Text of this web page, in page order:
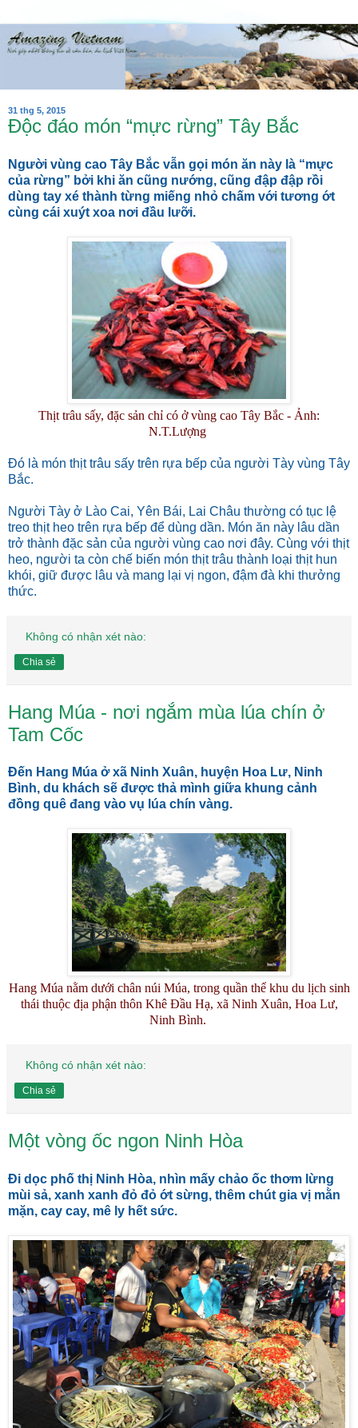
31 thg 5, 2015
Độc đáo món “mực rừng” Tây Bắc
Người vùng cao Tây Bắc vẫn gọi món ăn này là “mực
của rừng” bởi khi ăn cũng nướng, cũng đập đập rồi
dùng tay xé thành từng miếng nhỏ chấm với tương ớt
cùng cái xuýt xoa nơi đầu lưỡi.
Thịt trâu sấy, đặc sản chỉ có ở vùng cao Tây Bắc - Ảnh:
N.T.Lượng
Đó là món thịt trâu sấy trên rựa bếp của người Tày vùng Tây
Bắc.
Người Tày ở Lào Cai, Yên Bái, Lai Châu thường có tục lệ
treo thịt heo trên rựa bếp để dùng dần. Món ăn này lâu dần
trở thành đặc sản của người vùng cao nơi đây. Cùng với thịt
heo, người ta còn chế biến món thịt trâu thành loại thịt hun
khói, giữ được lâu và mang lại vị ngon, đậm đà khi thưởng
thức.
Không có nhận xét nào:
Chia sẻ
Hang Múa - nơi ngắm mùa lúa chín ở
Tam Cốc
Đến Hang Múa ở xã Ninh Xuân, huyện Hoa Lư, Ninh
Bình, du khách sẽ được thả mình giữa khung cảnh
đồng quê đang vào vụ lúa chín vàng.
Hang Múa nằm dưới chân núi Múa, trong quần thể khu du lịch sinh
thái thuộc địa phận thôn Khê Đầu Hạ, xã Ninh Xuân, Hoa Lư,
Ninh Bình.
Không có nhận xét nào:
Chia sẻ
Một vòng ốc ngon Ninh Hòa
Đi dọc phố thị Ninh Hòa, nhìn mấy chảo ốc thơm lừng
mùi sả, xanh xanh đỏ đỏ ớt sừng, thêm chút gia vị mằn
mặn, cay cay, mê ly hết sức.